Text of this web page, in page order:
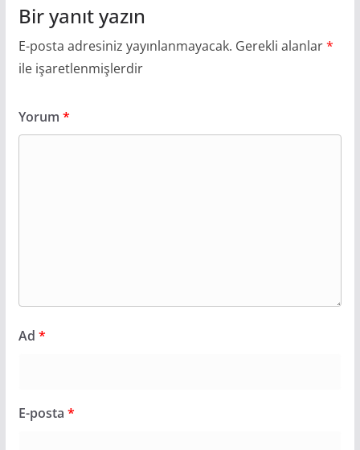
Bir yanıt yazın
E-posta adresiniz yayınlanmayacak. Gerekli alanlar*
ile işaretlenmişlerdir
Yorum *
Ad *
E-posta *